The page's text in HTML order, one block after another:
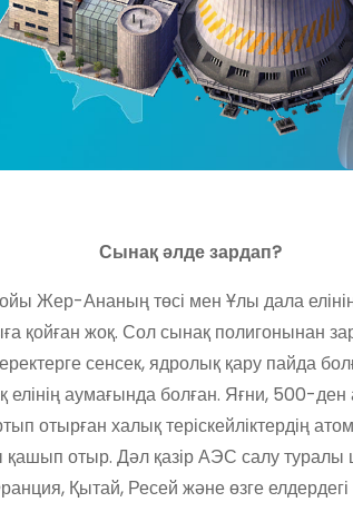
Сынақ әлде зардап?
Жер-Ананың төсі мен Ұлы дала елінің
қойған жоқ. Сол сынақ полигонынан
сенсек, ядролық қару пайда
елінің аумағында болған. Яғни, 500-
отырған халық теріскейліктердің
қашып отыр. Дәл қазір АЭС салу
Қытай, Ресей және өзге